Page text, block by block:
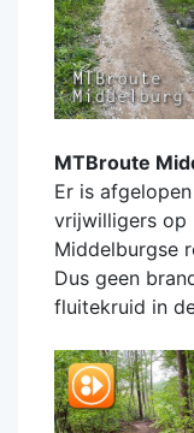
MTBroute
Er is
vrijwilligers op
Middelburgse
Dus geen
fluitekruid in